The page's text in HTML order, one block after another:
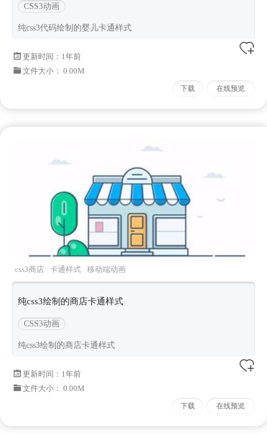
CSS3动画
纯css3代码绘制的婴儿卡通样式
更新时间： 1年前
文件大小： 0.00M
下载 在线预览
css3商店 卡通样式 移动端动画
纯css3绘制的商店卡通样式
CSS3动画
纯css3绘制的商店卡通样式
更新时间： 1年前
文件大小： 0.00M
下载 在线预览